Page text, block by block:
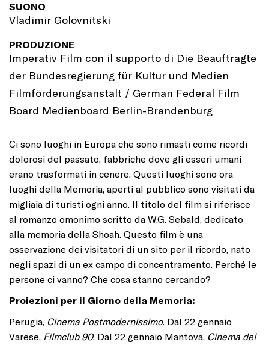
SUONO
Vladimir Golovnitski
PRODUZIONE
Imperativ Film con il supporto di Die Beauftragte
der Bundesregierung für Kultur und Medien
Filmförderungsanstalt / German Federal Film
Board Medienboard Berlin-Brandenburg
Ci sono luoghi in Europa che sono rimasti come ricordi
dolorosi del passato, fabbriche dove gli esseri umani
erano trasformati in cenere. Questi luoghi sono ora
luoghi della Memoria, aperti al pubblico sono visitati da
migliaia di turisti ogni anno. Il titolo del film si riferisce
al romanzo omonimo scritto da W.G. Sebald, dedicato
alla memoria della Shoah. Questo film è una
osservazione dei visitatori di un sito per il ricordo, nato
negli spazi di un ex campo di concentramento. Perché le
persone ci vanno? Che cosa stanno cercando?
Proiezioni per il Giorno della Memoria:
Perugia, Cinema Postmodernissimo. Dal 22 gennaio
Varese, Filmclub 90. Dal 22 gennaio Mantova, Cinema del